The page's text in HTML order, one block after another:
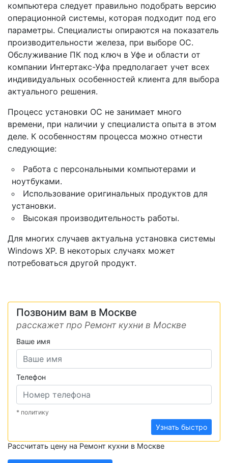
компьютера следует правильно подобрать версию
операционной системы, которая подходит под его
параметры. Специалисты опираются на показатель
производительности железа, при выборе ОС.
Обслуживание ПК под ключ в Уфе и области от
компании Интертакс-Уфа предполагает учет всех
индивидуальных особенностей клиента для выбора
актуального решения.
Процесс установки ОС не занимает много
времени, при наличии у специалиста опыта в этом
деле. К особенностям процесса можно отнести
следующие:
Работа с персональными компьютерами и
ноутбуками.
Использование оригинальных продуктов для
установки.
Высокая производительность работы.
Для многих случаев актуальна установка системы
Windows XP. В некоторых случаях может
потребоваться другой продукт.
Позвоним вам в Москве
расскажет про Ремонт кухни в Москве
Ваше имя
Телефон
* политику
Узнать быстро
Рассчитать цену на Ремонт кухни в Москве